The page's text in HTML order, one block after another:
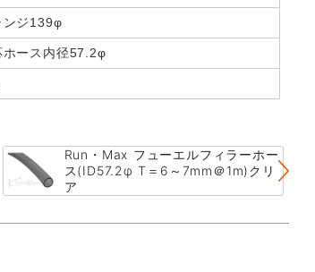
ンジ139φ
ホース内径57.2φ
Run・Max フューエルフィラーホー
ス(ID57.2φ T＝6～7mm＠1m)クリ
ア